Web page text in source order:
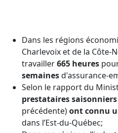
Dans les régions
Charlevoix et de la
travailler665 heures
semainesd'assurance-
Selon le rapport du
prestataires saisonniers
précédente)ont connu
dans l’Est-du-Québec;